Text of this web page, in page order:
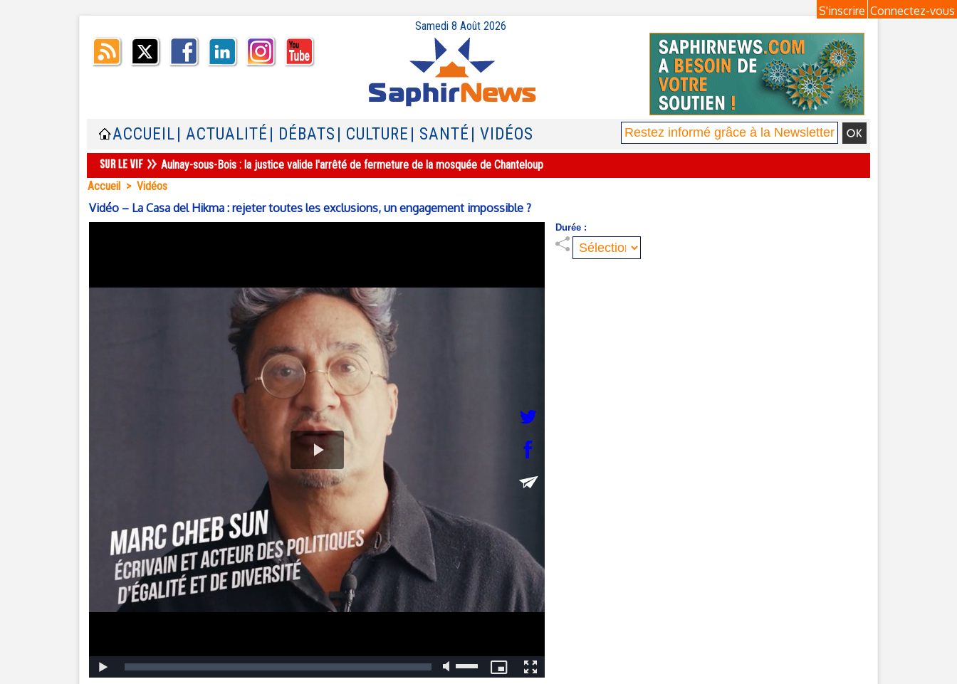
Connectez-vous
S'inscrire
Samedi 8 Août 2026
ACCUEIL | ACTUALITÉ | DÉBATS | CULTURE | SANTÉ | VIDÉOS
Aulnay-sous-Bois : la justice valide l'arrêté de fermeture de la mosquée de Chanteloup
Accueil > Vidéos
Vidéo – La Casa del Hikma : rejeter toutes les exclusions, un engagement impossible ?
Durée :